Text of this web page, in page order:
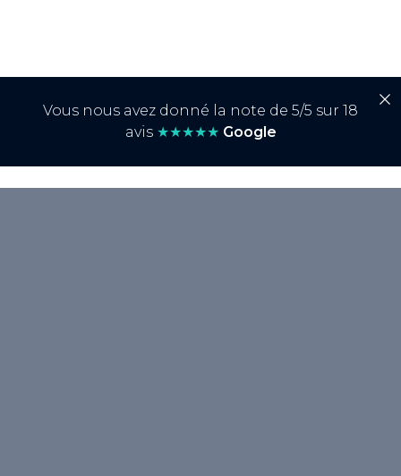
Vous nous avez donné la note de 5/5 sur 18
avis ★★★★★ Google